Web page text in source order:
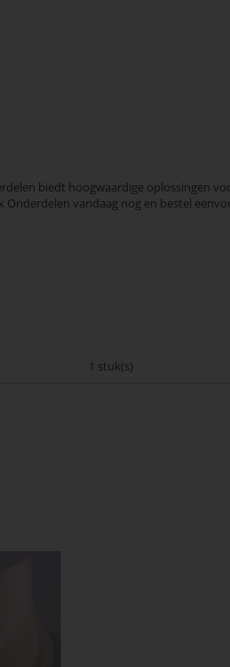
biedt hoogwaardige oplossingen
vandaag nog en bestel
1 stuk(s)